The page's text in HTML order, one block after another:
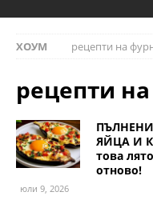
ХОУМ рецепти на
рецепти
ЯЙЦА И
това
отново!
юли 9, 2026